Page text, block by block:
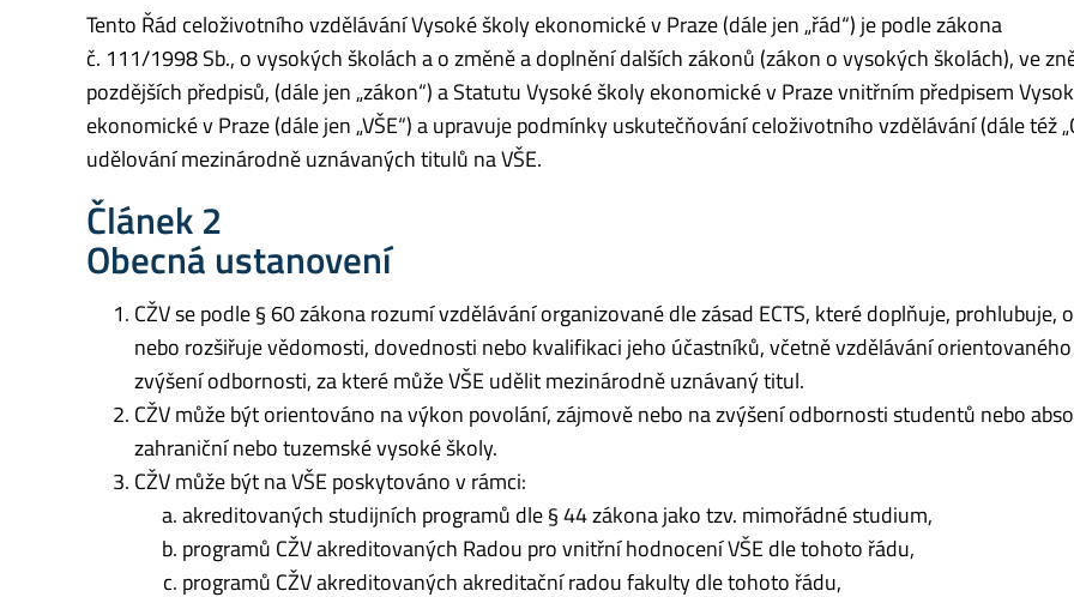
Tento Řád celoživotního vzdělávání Vysoké školy ekonomické v Praze (dále jen „řád“) je podle zákona
č. 111/1998 Sb., o vysokých školách a o změně a doplnění dalších zákonů (zákon o vysokých školách), ve
pozdějších předpisů, (dále jen „zákon“) a Statutu Vysoké školy ekonomické v Praze vnitřním předpisem
ekonomické v Praze (dále jen „VŠE“) a upravuje podmínky uskutečňování celoživotního vzdělávání (dále též
udělování mezinárodně uznávaných titulů na VŠE.
Článek 2
Obecná ustanovení
CŽV se podle § 60 zákona rozumí vzdělávání organizované dle zásad ECTS, které doplňuje, prohlubuje,
nebo rozšiřuje vědomosti, dovednosti nebo kvalifikaci jeho účastníků, včetně vzdělávání
zvýšení odbornosti, za které může VŠE udělit mezinárodně uznávaný titul.
CŽV může být orientováno na výkon povolání, zájmově nebo na zvýšení odbornosti studentů nebo
zahraniční nebo tuzemské vysoké školy.
CŽV může být na VŠE poskytováno v rámci:
akreditovaných studijních programů dle § 44 zákona jako tzv. mimořádné studium,
programů CŽV akreditovaných Radou pro vnitřní hodnocení VŠE dle tohoto řádu,
programů CŽV akreditovaných akreditační radou fakulty dle tohoto řádu,